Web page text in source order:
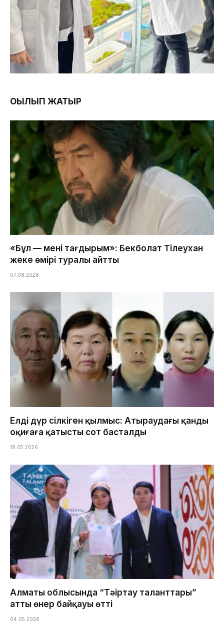
ОҚЫЛЫП ЖАТЫР
«Бұл — менің тағдырым»: Бекболат Тілеухан
жеке өмірі туралы айтты
07.08.2026
Елді дүр сілкіген қылмыс: Атыраудағы қанды
оқиғаға қатысты сот басталды
18.05.2026
Алматы облысында “Тәңіртау таланттары”
атты өнер байқауы өтті
04.05.2026